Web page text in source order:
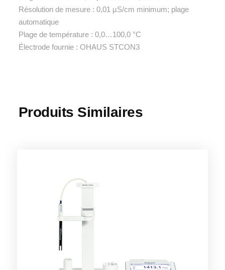
Résolution de mesure : 0,01 µS/cm minimum; plage
automatique
Plage de température : 0,0…100,0 °C
Électrode fournie : OHAUS STCON3
Produits Similaires